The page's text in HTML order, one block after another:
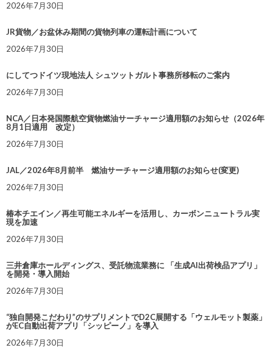
2026年7月30日
JR貨物／お盆休み期間の貨物列車の運転計画について
2026年7月30日
にしてつドイツ現地法人 シュツットガルト事務所移転のご案内
2026年7月30日
NCA／日本発国際航空貨物燃油サーチャージ適用額のお知らせ（2026年
8月1日適用 改定）
2026年7月30日
JAL／2026年8月前半 燃油サーチャージ適用額のお知らせ(変更)
2026年7月30日
椿本チエイン／再生可能エネルギーを活用し、カーボンニュートラル実
現を加速
2026年7月30日
三井倉庫ホールディングス、受託物流業務に 「生成AI出荷検品アプリ」
を開発・導入開始
2026年7月30日
“独自開発こだわり”のサプリメントでD2C展開する「ウェルモット製薬」
がEC自動出荷アプリ「シッピーノ」を導入
2026年7月30日